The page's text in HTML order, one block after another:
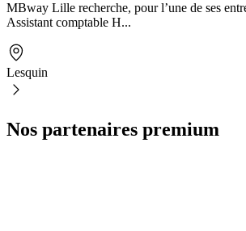
MBway Lille recherche, pour l’une de ses
Assistant comptable H...
Lesquin
Nos partenaires premium